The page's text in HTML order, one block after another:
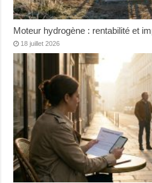
Moteur hydrogène : rentabilité et
18 juillet 2026